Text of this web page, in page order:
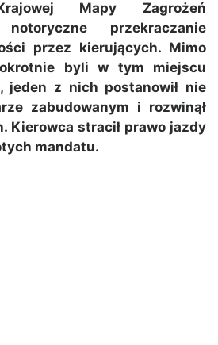
Mapy Zagrożeń
notoryczne przekraczanie
przez kierujących. Mimo
byli w tym miejscu
jeden z nich postanowił nie
zabudowanym i rozwinął
Kierowca stracił prawo jazdy
mandatu.